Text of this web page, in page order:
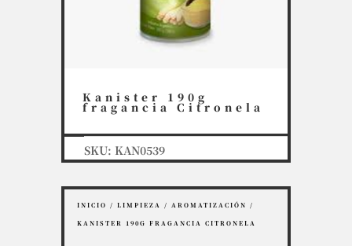
Kanister 190g
fragancia Citronela
SKU:KAN0539
INICIO / LIMPIEZA / AROMATIZACIÓN /
KANISTER 190G FRAGANCIA CITRONELA